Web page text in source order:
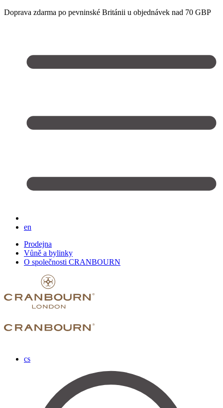
Doprava zdarma po pevninské Británii u objednávek nad 70 GBP
en
Prodejna
Vůně a bylinky
O společnosti CRANBOURN
cs